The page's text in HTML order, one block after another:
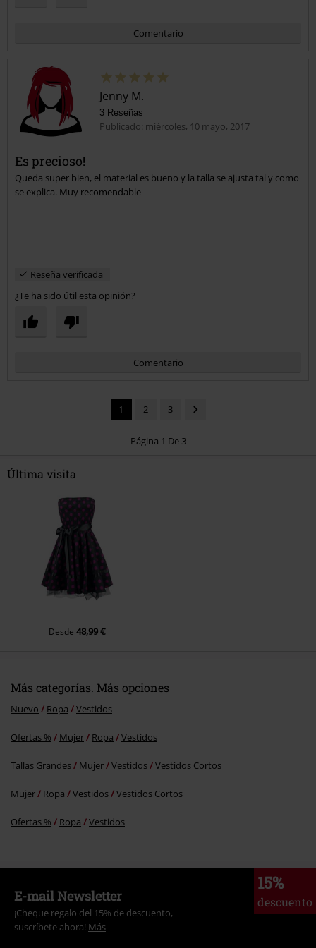
Comentario
Enviar comentario
Jenny M.
3 Reseñas
Publicado: miércoles, 10 mayo, 2017
Es precioso!
Queda super bien, el material es bueno y la talla se ajusta tal y como
se explica. Muy recomendable
Reseña verificada
¿Te ha sido útil esta opinión?
Comentario
Enviar comentario
1 2 3
Página 1 De 3
Última visita
Desde 48,99 €
Más categorías. Más opciones
Nuevo Ropa Vestidos
Ofertas % Mujer Ropa Vestidos
Tallas Grandes Mujer Vestidos Vestidos Cortos
Mujer Ropa Vestidos Vestidos Cortos
Ofertas % Ropa Vestidos
15%
descuento
E-mail Newsletter
¡Cheque regalo del 15% de descuento,
suscríbete ahora! Más